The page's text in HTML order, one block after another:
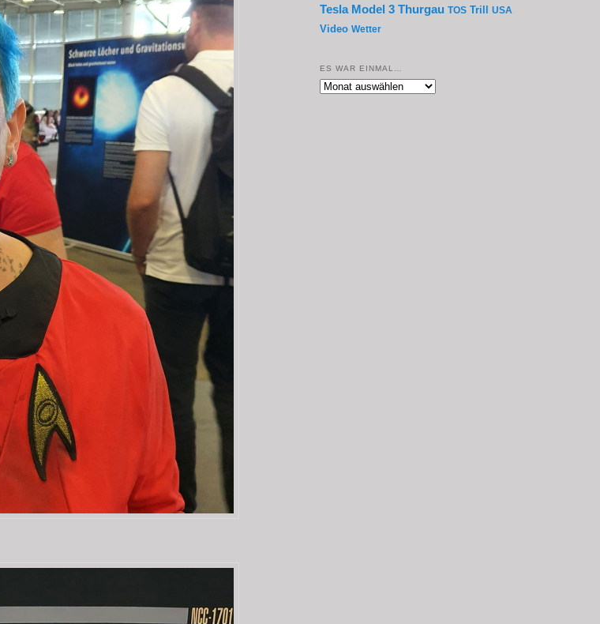
Tesla Model 3 Thurgau TOS Trill USA
Video Wetter
ES WAR EINMAL…
Es